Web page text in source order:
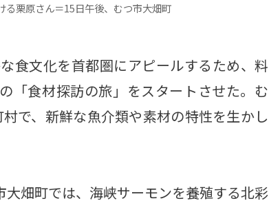
る栗原さん＝15日午後、むつ市大畑町
食文化を首都圏にアピールするため、料
「食材探訪の旅」をスタートさせた。む
で、新鮮な魚介類や素材の特性を生かし
畑町では、海峡サーモンを養殖する北彩